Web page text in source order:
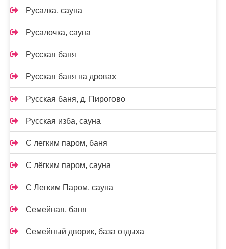
Русалка, сауна
Русалочка, сауна
Русская баня
Русская баня на дровах
Русская баня, д. Пирогово
Русская изба, сауна
С легким паром, баня
С лёгким паром, сауна
С Легким Паром, сауна
Семейная, баня
Семейный дворик, база отдыха